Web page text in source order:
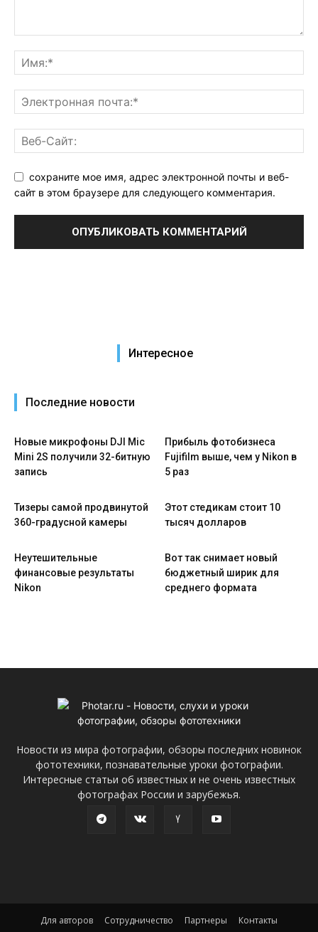
сохраните мое имя, адрес электронной почты и веб-
сайт в этом браузере для следующего комментария.
Интересное
Последние новости
Новые микрофоны DJI Mic
Mini 2S получили 32-битную
запись
Прибыль фотобизнеса
Fujifilm выше, чем у Nikon в
5 раз
Тизеры самой продвинутой
360-градусной камеры
Этот стедикам стоит 10
тысяч долларов
Неутешительные
финансовые результаты
Nikon
Вот так снимает новый
бюджетный ширик для
среднего формата
Новости из мира фотографии, обзоры последних новинок
фототехники, познавательные уроки фотографии.
Интересные статьи об известных и не очень известных
фотографах России и зарубежья.
Для авторов Сотрудничество Партнеры Контакты